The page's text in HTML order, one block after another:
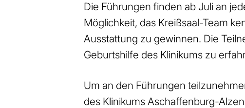
Die Führungen finden ab Juli an
Möglichkeit, das Kreißsaal-Team
Ausstattung zu gewinnen. Die
Geburtshilfe des Klinikums zu
Um an den Führungen
des Klinikums Aschaffenburg-